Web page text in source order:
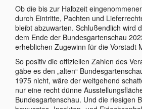
Ob die bis zur Halbzeit
durch Eintritte, Pachten und
bleibt abzuwarten. Schlußendlich wird
dem Ende der Bundesgartenschau
erheblichen Zugewinn für die Vorstadt
So positiv die offiziellen Zahlen des
gäbe es den „alten“
1975 nicht, wäre der weitgehend
nur eine recht dünne
Bundesgartenschau. Und die riesigen